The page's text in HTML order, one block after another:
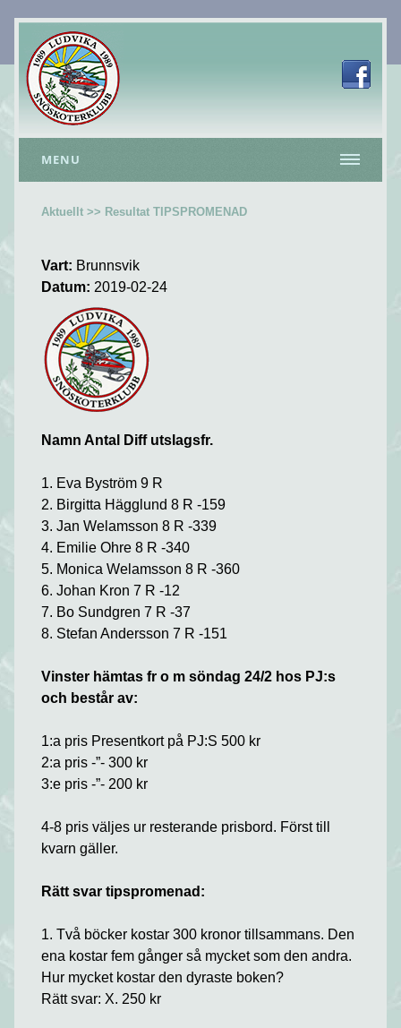
MENU
Aktuellt >> Resultat TIPSPROMENAD
Vart: Brunnsvik
Datum: 2019-02-24
Namn Antal Diff utslagsfr.
1. Eva Byström 9 R
2. Birgitta Hägglund 8 R -159
3. Jan Welamsson 8 R -339
4. Emilie Ohre 8 R -340
5. Monica Welamsson 8 R -360
6. Johan Kron 7 R -12
7. Bo Sundgren 7 R -37
8. Stefan Andersson 7 R -151
Vinster hämtas fr o m söndag 24/2 hos PJ:s
och består av:
1:a pris Presentkort på PJ:S 500 kr
2:a pris -”- 300 kr
3:e pris -”- 200 kr
4-8 pris väljes ur resterande prisbord. Först till
kvarn gäller.
Rätt svar tipspromenad:
1. Två böcker kostar 300 kronor tillsammans. Den
ena kostar fem gånger så mycket som den andra.
Hur mycket kostar den dyraste boken?
Rätt svar: X. 250 kr